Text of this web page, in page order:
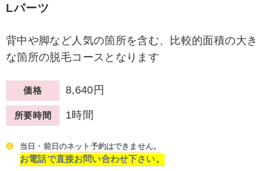
Lパーツ
背中や脚など人気の箇所を含む、比較的面積の大き
な箇所の脱毛コースとなります
価格 8,640円
所要時間 1時間
当日・前日のネット予約はできません。
お電話で直接お問い合わせ下さい。